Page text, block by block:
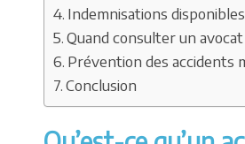
Indemnisations disponibles
Quand consulter un avocat
Prévention des accidents
Conclusion